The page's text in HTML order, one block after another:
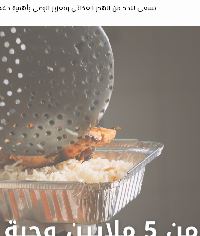
نسعى للحد من الهدر الغذائي وتعزيز الوعي بأهمية